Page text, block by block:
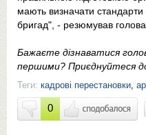
мають визначати
бригад", - резюмував
Бажаєте дізнаватися
першими? Приєднуйтеся
Теги: кадрові перестановки
0